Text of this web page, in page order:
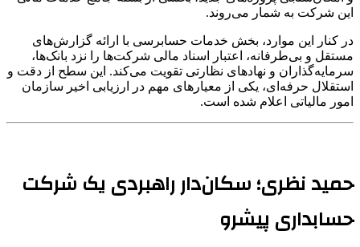
این شرکت به شمار می‌روند.
در کنار این موارد، بخش خدمات حسابرسی با ارائه گزارش‌های
مستقل و بی‌طرفانه، اعتبار اسناد مالی شرکت‌ها را نزد بانک‌ها،
سرمایه‌گذاران و نهادهای نظارتی تقویت می‌کند. این سطح از دقت و
استقلال حرفه‌ای، یکی از معیارهای مهم در ارزیابی اخیر سازمان
امور مالیاتی اعلام شده است.
حمید نظری؛ سکان‌دار راهبردی یک شرکت
حسابداری پیشرو